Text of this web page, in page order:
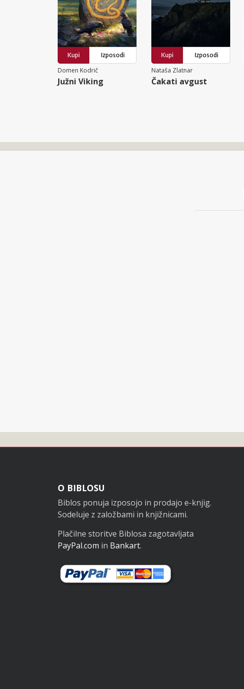
Kupi
Izposodi
Domen Kodrič
Južni Viking
Kupi
Izposodi
Nataša Zlatnar
Čakati avgust
Noga
O BIBLOSU
Biblos ponuja izposojo in prodajo e-knjig.
Sodeluje z založbami in knjižnicami.
Plačilne storitve Biblosa zagotavljata
PayPal.com in Bankart.